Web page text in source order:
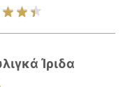
Ίριδα